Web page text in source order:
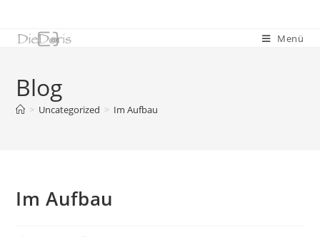
Menü
Blog
> Uncategorized > Im Aufbau
Im Aufbau